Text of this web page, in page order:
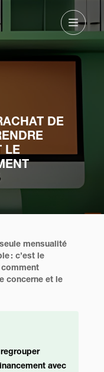
DE
LE
mensualité
: c’est le
concerne et le
regrouper
avec